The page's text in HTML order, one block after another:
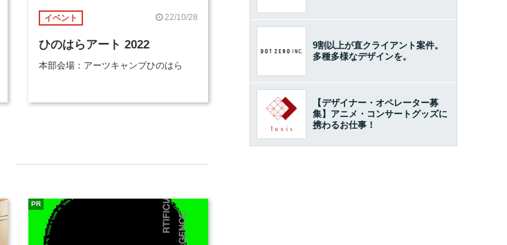
イベント 22/10/28
ひのはらアート 2022
本部会場：アーツキャンプひのはら
PR
9割以上が直クライアント案件。
多種多様なデザインを。
【デザイナー・オペレーター募
集】アニメ・コンサートグッズに
携わるお仕事！